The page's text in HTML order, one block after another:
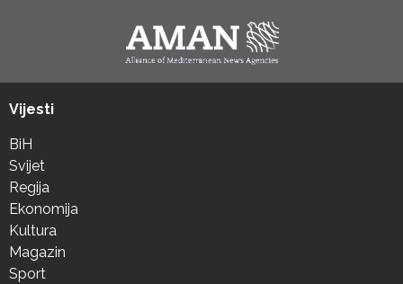
Vijesti
BiH
Svijet
Regija
Ekonomija
Kultura
Magazin
Sport